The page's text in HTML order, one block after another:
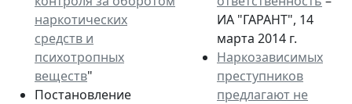
наркотических
средств и
психотропных
веществ"
Постановление
ИА "ГАРАНТ", 14
марта 2014 г.
Наркозависимых
преступников
предлагают не